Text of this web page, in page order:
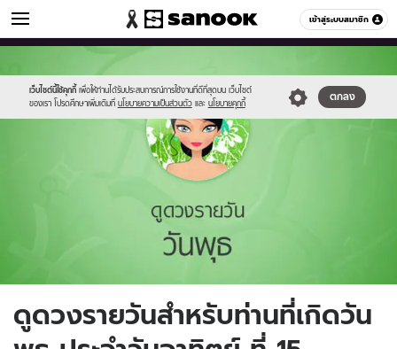
เข้าสู่ระบบสมาชิก
ดูดวง หมวดอื่นๆ
เว็บไซต์นี้ใช้คุกกี้ เพื่อให้ท่านได้รับประสบการณ์การใช้งานที่ดีที่สุดบน เว็บไซต์
ของเรา โปรดศึกษาเพิ่มเติมที่ นโยบายความเป็นส่วนตัว และ นโยบายคุกกี้
ตกลง
//s.isanook.com/sr/0/images/logo-
new-
sanook.png
//s.isanook.com/ho/0/ud/fxd/day/4_wed.jpg
ดูดวงรายวันสำหรับท่านที่เกิดวัน